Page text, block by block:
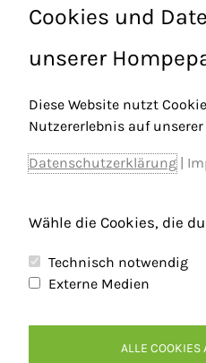
Danke an die
Vorheriger Beitrag
Cookies und
unserer
Diese Website nutzt
Nutzererlebnis auf
Datenschutzerklärung |
Wähle die Cookies, die
Technisch notwendig
Externe Medien
ALLE COOKIES